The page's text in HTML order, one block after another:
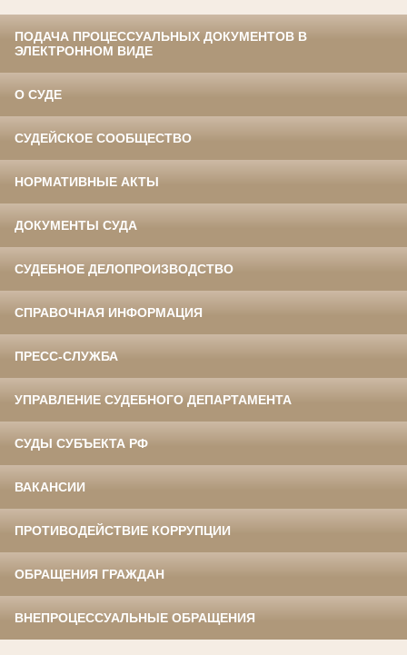
ПОДАЧА ПРОЦЕССУАЛЬНЫХ ДОКУМЕНТОВ В
ЭЛЕКТРОННОМ ВИДЕ
О СУДЕ
СУДЕЙСКОЕ СООБЩЕСТВО
НОРМАТИВНЫЕ АКТЫ
ДОКУМЕНТЫ СУДА
СУДЕБНОЕ ДЕЛОПРОИЗВОДСТВО
СПРАВОЧНАЯ ИНФОРМАЦИЯ
ПРЕСС-СЛУЖБА
УПРАВЛЕНИЕ СУДЕБНОГО ДЕПАРТАМЕНТА
СУДЫ СУБЪЕКТА РФ
ВАКАНСИИ
ПРОТИВОДЕЙСТВИЕ КОРРУПЦИИ
ОБРАЩЕНИЯ ГРАЖДАН
ВНЕПРОЦЕССУАЛЬНЫЕ ОБРАЩЕНИЯ